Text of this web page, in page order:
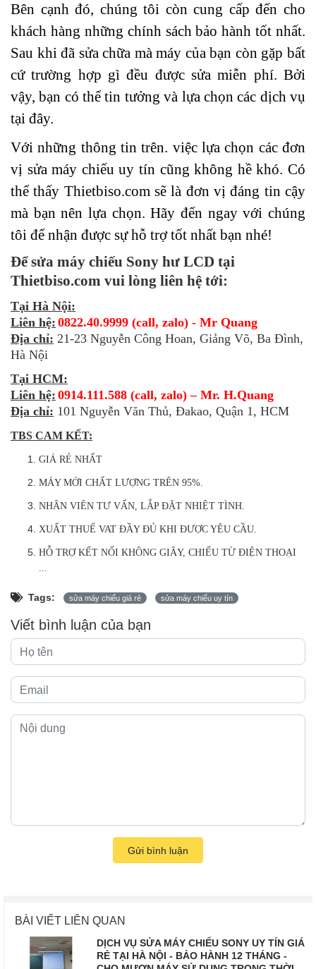
Bên cạnh đó, chúng tôi còn cung cấp đến cho
khách hàng những chính sách bảo hành tốt nhất.
Sau khi đã sửa chữa mà máy của bạn còn gặp bất
cứ trường hợp gì đều được sửa miễn phí. Bởi
vậy, bạn có thể tin tưởng và lựa chọn các dịch vụ
tại đây.
Với những thông tin trên. việc lựa chọn các đơn
vị sửa máy chiếu uy tín cũng không hề khó. Có
thể thấy Thietbiso.com sẽ là đơn vị đáng tin cậy
mà bạn nên lựa chọn. Hãy đến ngay với chúng
tôi để nhận được sự hỗ trợ tốt nhất bạn nhé!
Để sửa máy chiếu Sony hư LCD tại
Thietbiso.com vui lòng liên hệ tới:
Tại Hà Nội:
Liên hệ: 0822.40.9999 (call, zalo) - Mr Quang
Địa chỉ: 21-23 Nguyễn Công Hoan, Giảng Võ, Ba Đình,
Hà Nội
Tại HCM:
Liên hệ: 0914.111.588 (call, zalo) – Mr. H.Quang
Địa chỉ: 101 Nguyễn Văn Thủ, Đakao, Quận 1, HCM
TBS CAM KẾT:
GIÁ RẺ NHẤT
MÁY MỚI CHẤT LƯỢNG TRÊN 95%.
NHÂN VIÊN TƯ VẤN, LẮP ĐẶT NHIỆT TÌNH.
XUẤT THUẾ VAT ĐẦY ĐỦ KHI ĐƯỢC YÊU CẦU.
HỖ TRỢ KẾT NỐI KHÔNG GIÂY, CHIẾU TỪ ĐIỆN THOẠI
...
Tags: sửa máy chiếu giá rẻ sửa máy chiếu uy tín
Viết bình luận của bạn
Gửi bình luận
BÀI VIẾT LIÊN QUAN
DỊCH VỤ SỬA MÁY CHIẾU SONY UY TÍN GIÁ
RẺ TẠI HÀ NỘI - BẢO HÀNH 12 THÁNG -